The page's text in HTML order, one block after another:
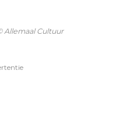
Allemaal Cultuur